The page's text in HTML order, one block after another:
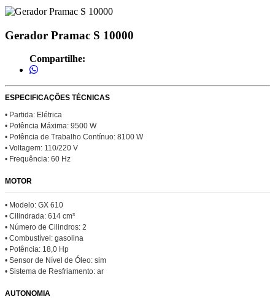
Gerador Pramac S 10000
Compartilhe:
ESPECIFICAÇÕES TÉCNICAS
• Partida: Elétrica
• Potência Máxima: 9500 W
• Potência de Trabalho Contínuo: 8100 W
• Voltagem: 110/220 V
• Frequência: 60 Hz
MOTOR
• Modelo: GX 610
• Cilindrada: 614 cm³
• Número de Cilindros: 2
• Combustível: gasolina
• Potência: 18,0 Hp
• Sensor de Nível de Óleo: sim
• Sistema de Resfriamento: ar
AUTONOMIA